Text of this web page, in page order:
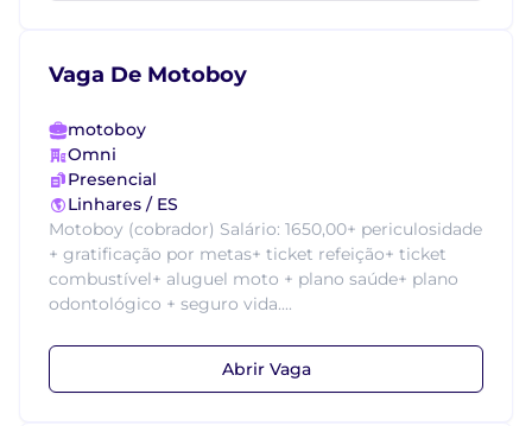
Vaga De Motoboy
motoboy
Omni
Presencial
Linhares / ES
Motoboy (cobrador) Salário: 1650,00+ periculosidade
+ gratificação por metas+ ticket refeição+ ticket
combustível+ aluguel moto + plano saúde+ plano
odontológico + seguro vida....
Abrir Vaga